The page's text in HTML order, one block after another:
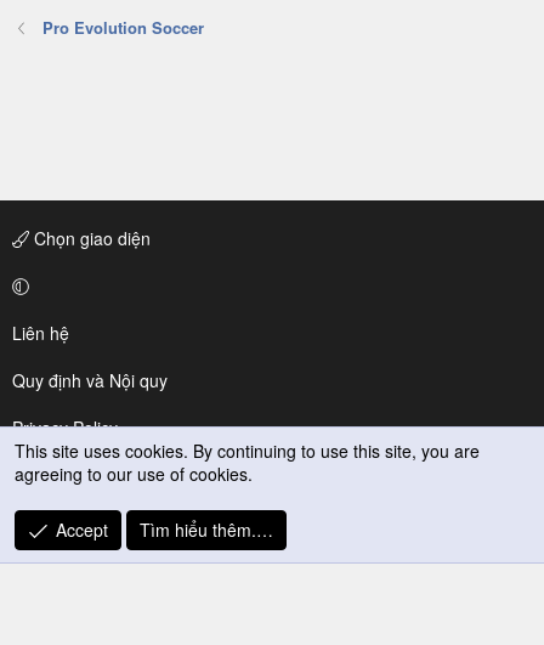
Pro Evolution Soccer
Chọn giao diện
Liên hệ
Quy định và Nội quy
Privacy Policy
Trợ giúp
R
S
This site uses cookies. By continuing to use this site, you are
agreeing to our use of cookies.
Accept Tìm hiểu thêm.…